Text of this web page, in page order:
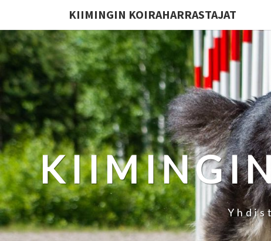
KIIMINGIN KOIRAHARRASTAJAT